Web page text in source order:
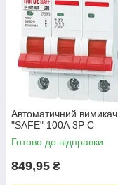
Автоматичний вимикач
"SAFE" 100А 3P С
Готово до відправки
849,95 ₴